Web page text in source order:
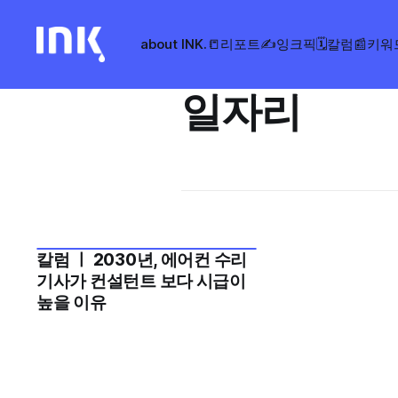
about INK.📒리포트✍️잉크픽🗓️칼럼📰키워
일자리
2025년 11월 3주
칼럼 ㅣ 2030년, 에어컨 수리
기사가 컨설턴트 보다 시급이
높을 이유